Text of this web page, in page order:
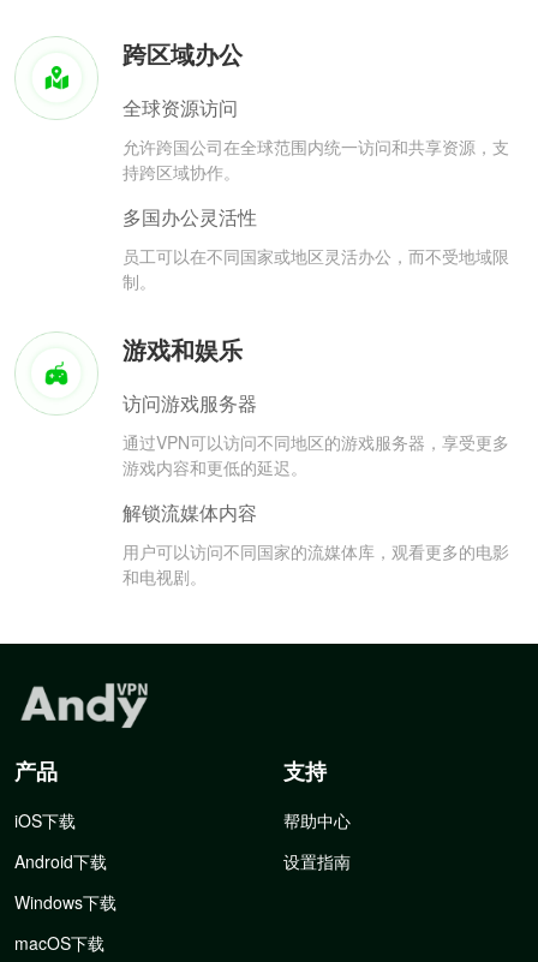
跨区域办公
全球资源访问
允许跨国公司在全球范围内统一访问和共享资源，支
持跨区域协作。
多国办公灵活性
员工可以在不同国家或地区灵活办公，而不受地域限
制。
游戏和娱乐
访问游戏服务器
通过VPN可以访问不同地区的游戏服务器，享受更多
游戏内容和更低的延迟。
解锁流媒体内容
用户可以访问不同国家的流媒体库，观看更多的电影
和电视剧。
产品
iOS下载
Android下载
Windows下载
macOS下载
支持
帮助中心
设置指南